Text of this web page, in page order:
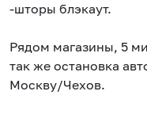
-шторы блэкаут.
Рядом магазины, 5
так же остановка
Москву/Чехов.